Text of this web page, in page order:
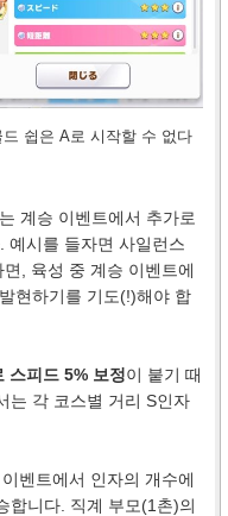
쉽은 A로 시작할 수 없다
계승 이벤트에서 추가로
예시를 들자면 사일런스
, 육성 중 계승 이벤트에
현하기를 기도(!)해야 합
스피드 5% 보정이 붙기 때
는 각 코스별 거리 S인자
벤트에서 인자의 개수에
합니다. 직계 부모(1촌)의